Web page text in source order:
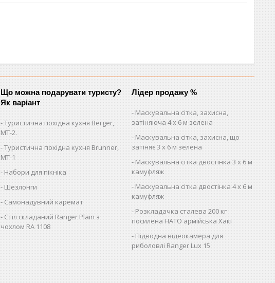
Що можна подарувати туристу?
Як варіант
Туристична похідна кухня Berger,
MT-2.
Туристична похідна кухня Brunner,
MT-1
Набори для пікніка
Шезлонги
Самонадувний каремат
Стіл складаний Ranger Plain з
чохлом RA 1108
Лідер продажу %
Маскувальна сітка, захисна,
затіняюча 4 х 6 м зелена
Маскувальна сітка, захисна, що
затіняє 3 х 6 м зелена
Маскувальна сітка двостінка 3 х 6 м
камуфляж
Маскувальна сітка двостінка 4 х 6 м
камуфляж
Розкладачка сталева 200 кг
посилена НАТО армійська Хакі
Підводна відеокамера для
риболовлі Ranger Lux 15